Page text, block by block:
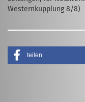
Westernkupplung 8/8)
teilen